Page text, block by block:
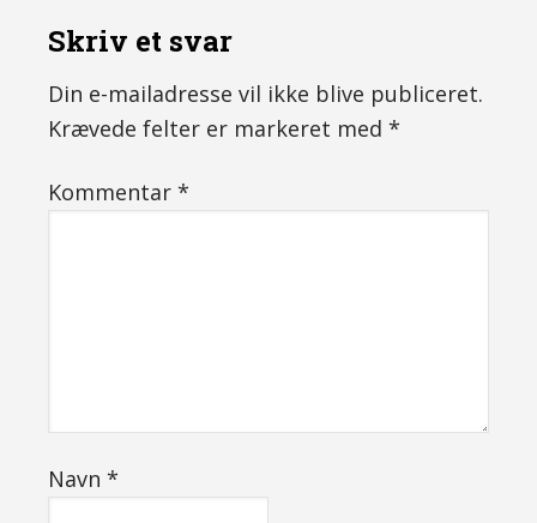
Skriv et svar
Din e-mailadresse vil ikke blive publiceret.
Krævede felter er markeret med *
Kommentar *
Navn *